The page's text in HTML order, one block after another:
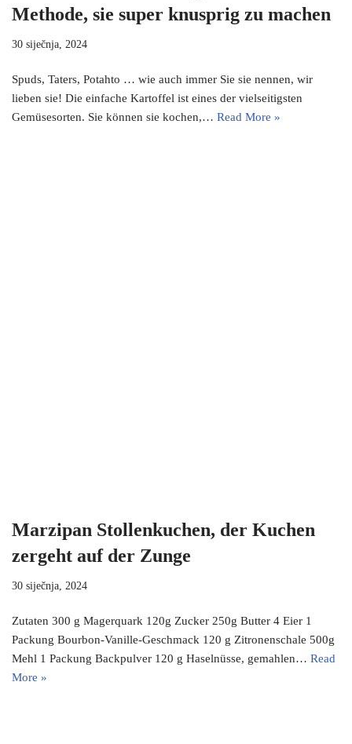
Methode, sie super knusprig zu machen
30 siječnja, 2024
Spuds, Taters, Potahto … wie auch immer Sie sie nennen, wir
lieben sie! Die einfache Kartoffel ist eines der vielseitigsten
Gemüsesorten. Sie können sie kochen,… Read More »
Marzipan Stollenkuchen, der Kuchen
zergeht auf der Zunge
30 siječnja, 2024
Zutaten 300 g Magerquark 120g Zucker 250g Butter 4 Eier 1
Packung Bourbon-Vanille-Geschmack 120 g Zitronenschale 500g
Mehl 1 Packung Backpulver 120 g Haselnüsse, gemahlen… Read
More »